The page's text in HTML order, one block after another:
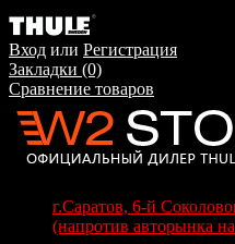
Вход или Регистрация
Закладки (0)
Сравнение товаров
г.Саратов, 6-й
(напротив авторынка